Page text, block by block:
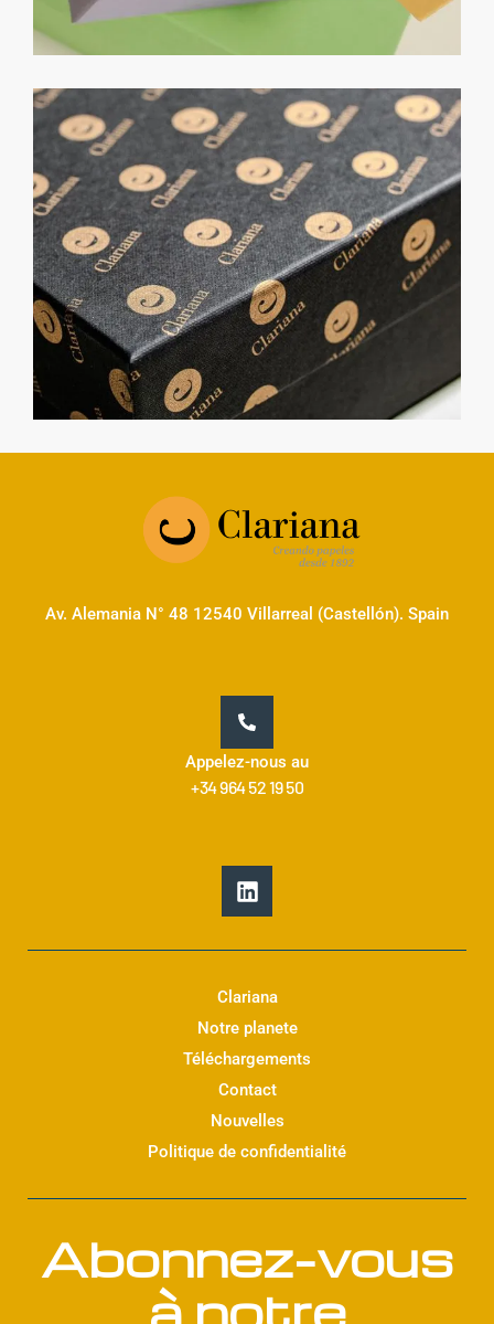
Av. Alemania N° 48 12540 Villarreal (Castellón). Spain
Appelez-nous au
+34 964 52 19 50
L
i
n
k
d
n
Clariana
Notre planete
Téléchargements
Contact
Nouvelles
Politique de confidentialité
Abonnez-vous